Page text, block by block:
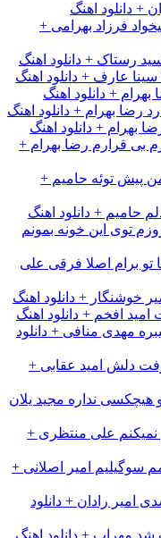
+ دانلود اهنگ
فرزاد بهرامی +
رستاک + دانلود اهنگ
سینا عارف + دانلود اهنگ
+ دانلود اهنگ
رضا بهرام + دانلود اهنگ
بهرام + دانلود اهنگ
بی قرارم رضا بهرام +
پیش توئه حامیم +
حامیم + دانلود اهنگ
توی این خونه بمونم
تو برام اصلا فرقی علی
خوشنگار + دانلود اهنگ
افخم + دانلود اهنگ
مهدی منافی + دانلود
دلش امید عقابی +
هیچکسی نداره مجید یلان
نمیکنم علی منتظری +
سوگیلیم امیر اصلانی +
امیر رادان + دانلود